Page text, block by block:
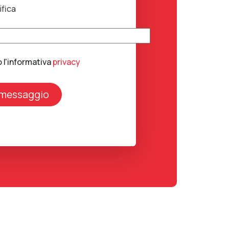
l'informativaprivacy